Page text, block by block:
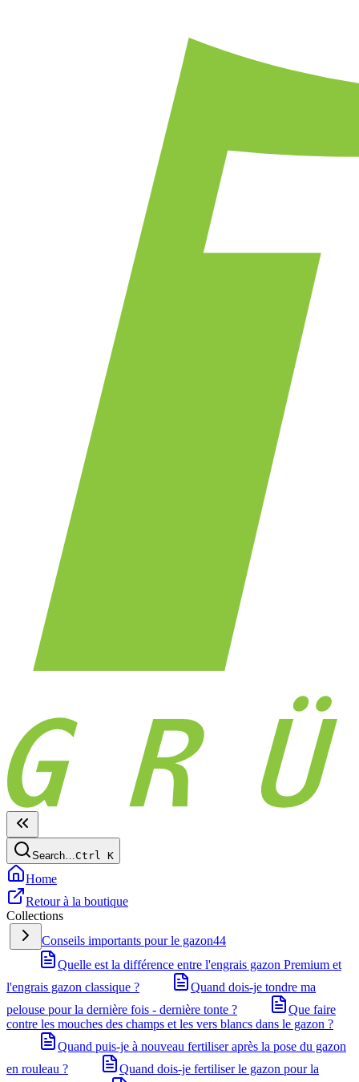
Search…Ctrl K
Home
Retour à la boutique
Collections
Conseils importants pour le gazon44
Quelle est la différence entre l'engrais gazon Premium et
l'engrais gazon classique ?
Quand dois-je tondre ma
pelouse pour la dernière fois - dernière tonte ?
Que faire
contre les mouches des champs et les vers blancs dans le gazon ?
Quand puis-je à nouveau fertiliser après la pose du gazon
en rouleau ?
Quand dois-je fertiliser le gazon pour la